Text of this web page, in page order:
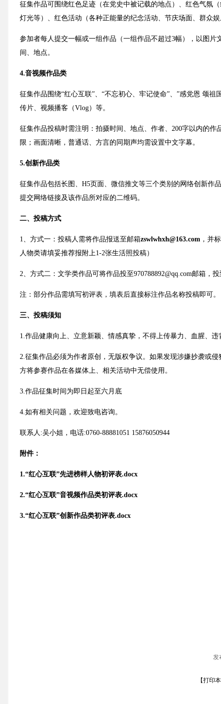
征集作品可围绕红色足迹（在党史中被记载的地点）、红色气氛
灯光等）、红色活动（各种正能量的纪念活动、节庆场面、群众
参加者每人提交一幅或一组作品（一组作品不超过3幅），以图
间、地点。
4.音视频作品类
征集作品围绕“红心互联”、“不忘初心、牢记使命”、”感党恩 颂
传片、视频播客（Vlog）等。
征集作品投稿时需注明：拍摄时间、地点、作者、200字以内的
限；画面清晰，普通话、方言的同期声均需设置中文字幕。
5.创新作品类
征集作品包括长图、H5页面、微信推文等三个类别的网络创新作
提交网络链接及该作品所对应的二维码。
二、投稿方式
1、方式一：投稿人需将作品报送至邮箱zswlwhxh@163.com ，并
人物类请填妥推荐报附上1-2张生活照投稿）
2、方式二：文学类作品可将作品投至970788892@qq.com邮箱，
注： 部分作品需填写初评表，填表后直接标注作品名称投稿即可。
三、投稿须知
1.作品健康向上、立意新颖、情感真挚，不得上传暴力、血腥、
2.征集作品必须为作者原创，无版权争议。如果发现涉嫌抄袭或
方将参赛作品在各媒体上、相关活动中无偿使用。
3.作品征集时间为即日起至六月底
4.如有相关问题，欢迎致电咨询。
联系人:吴小姐，电话:0760-88881051 15876050944
附件：
1.“红心互联”先进榜样人物初评表.docx
2.“红心互联”音视频作品类初评表.docx
3.“红心互联”创新作品类初评表.docx
发
【打印